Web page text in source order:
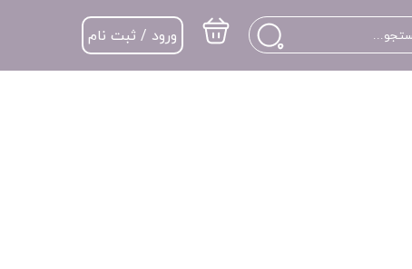
ورود / ثبت نام